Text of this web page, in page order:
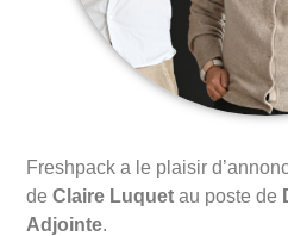
Freshpack a le plaisir
de Claire Luquet au poste de
Adjointe.